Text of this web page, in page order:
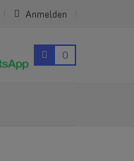
Anmelden
0